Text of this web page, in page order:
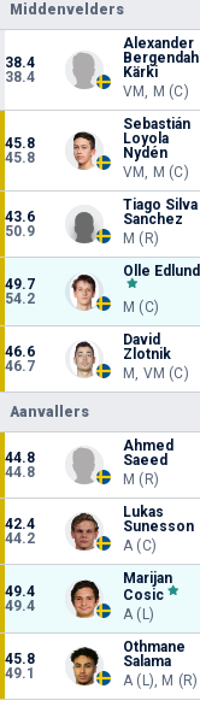
Middenvelders
38.4
38.4
Alexander
Bergendahl
Kärki
VM, M (C)
45.8
45.8
Sebastián
Loyola
Nydén
VM, M (C)
43.6
50.9
Tiago Silva
Sanchez
M (R)
49.7
54.2
Olle Edlund
M (C)
46.6
46.7
David
Zlotnik
M, VM (C)
Aanvallers
44.8
44.8
Ahmed
Saeed
M (R)
42.4
44.2
Lukas
Sunesson
A (C)
49.4
49.4
Marijan
Cosic
A (L)
45.8
49.1
Othmane
Salama
A (L), M (R)